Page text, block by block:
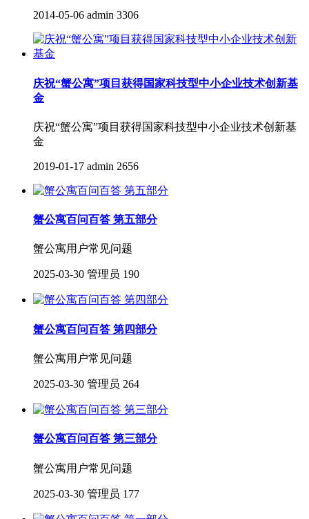
2014-05-06 admin 3306
庆祝“蟹公寓”项目获得国家科技型中小企业技术创新基
金
庆祝“蟹公寓”项目获得国家科技型中小企业技术创新基
金
2019-01-17 admin 2656
蟹公寓百问百答 第五部分
蟹公寓用户常见问题
2025-03-30 管理员 190
蟹公寓百问百答 第四部分
蟹公寓用户常见问题
2025-03-30 管理员 264
蟹公寓百问百答 第三部分
蟹公寓用户常见问题
2025-03-30 管理员 177